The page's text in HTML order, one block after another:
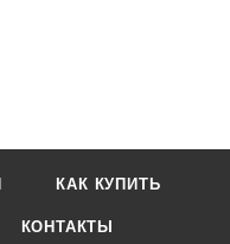
КАК КУПИТЬ
КОНТАКТЫ